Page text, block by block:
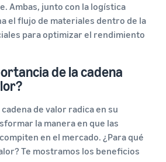
Ambas, junto con la logística
el flujo de materiales dentro de la
para optimizar el rendimiento
de la cadena
de valor radica en su
la manera en que las
en el mercado. ¿Para qué
Te mostramos los beneficios